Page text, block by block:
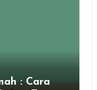
: Cara